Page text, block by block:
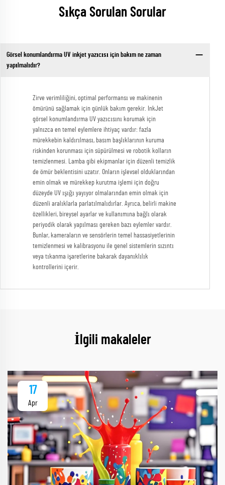
Sıkça Sorulan Sorular
Görsel konumlandırma UV inkjet yazıcısı için bakım ne zaman
yapılmalıdır?
Zirve verimliliğini, optimal performansı ve makinenin
ömürünü sağlamak için günlük bakım gerekir. InkJet
görsel konumlandırma UV yazıcısını korumak için
yalnızca en temel eylemlere ihtiyaç vardır: fazla
mürekkebin kaldırılması, basım başlıklarının kuruma
riskinden korunması için süpürülmesi ve robotik kolların
temizlenmesi. Lamba gibi ekipmanlar için düzenli temizlik
de ömür beklentisini uzatır. Onların işlevsel olduklarından
emin olmak ve mürekkep kurutma işlemi için doğru
düzeyde UV ışığı yayıyor olmalarından emin olmak için
düzenli aralıklarla parlatılmalıdırlar. Ayrıca, belirli makine
özellikleri, bireysel ayarlar ve kullanımına bağlı olarak
periyodik olarak yapılması gereken bazı eylemler vardır.
Bunlar, kameraların ve sensörlerin temel hassasiyetlerinin
temizlenmesi ve kalibrasyonu ile genel sistemlerin sızıntı
veya tıkanma işaretlerine bakarak dayanıklılık
kontrollerini içerir.
İlgili makaleler
17
Apr